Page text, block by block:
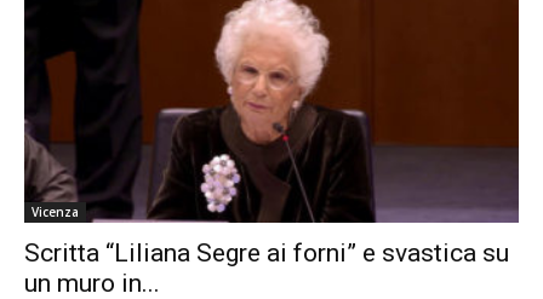
Vicenza
Scritta “Liliana Segre ai forni” e svastica su
un muro in...